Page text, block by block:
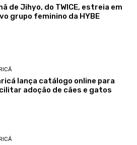
de Jihyo, do TWICE, estreia em
grupo feminino da HYBE
lança catálogo online para
adoção de cães e gatos